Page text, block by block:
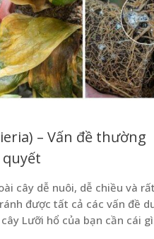
– Vấn đề thường
quyết
cây dễ nuôi, dễ chiều và
được tất cả các vấn đề
Lưỡi hổ của bạn cần cái